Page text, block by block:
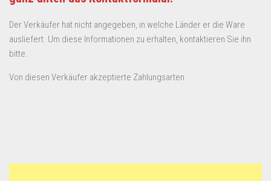
Der Verkäufer hat nicht angegeben, in welche Länder er die Ware
ausliefert. Um diese Informationen zu erhalten, kontaktieren Sie ihn
bitte.
Von diesen Verkäufer akzeptierte Zahlungsarten